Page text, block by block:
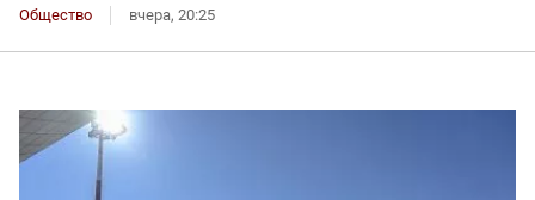
Общество вчера, 20:25